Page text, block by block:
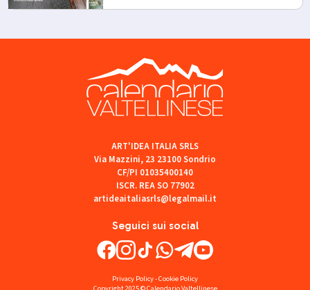
Seguici sui social
ART'IDEA ITALIA SRLS
Via Mazzini, 23 23100 Sondrio
CF/PI 01035400140
ISCR. REA SO 77902
artideaitaliasrls@legalmail.it
Privacy Policy-Cookie Policy